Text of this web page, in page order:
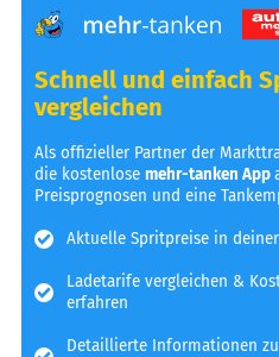
Schnell und einfach
vergleichen
Als offizieller Partner der
die kostenlosemehr-tanken App
Preisprognosen und eine
Aktuelle Spritpreise in
Ladetarife vergleichen &
erfahren
Detaillierte Informationen